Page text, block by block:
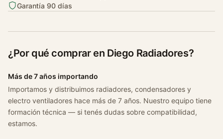
e
t
0
/
2
0
7
/
Garantía 90 días
¿Por qué comprar en Diego Radiadores?
Más de 7 años importando
Importamos y distribuimos radiadores, condensadores y
electro ventiladores hace más de 7 años. Nuestro equipo tiene
formación técnica — si tenés dudas sobre compatibilidad,
estamos.